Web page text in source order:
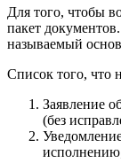
Для того, чтобы
пакет
называемый
Список того, что
Заявление
(без